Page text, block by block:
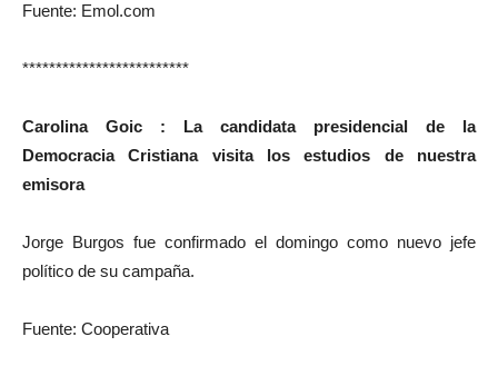
Fuente: Emol.com
*************************
Carolina Goic : La candidata presidencial de la
Democracia Cristiana visita los estudios de nuestra
emisora
Jorge Burgos fue confirmado el domingo como nuevo jefe
político de su campaña.
Fuente: Cooperativa